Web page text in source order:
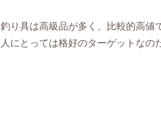
釣り具は高級品が多く、比較的高値
人にとっては格好のターゲットなの